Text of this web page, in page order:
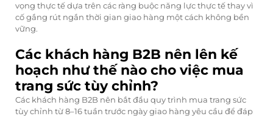
vọng thực tế dựa trên các ràng buộc năng lực thực tế thay vì
cố gắng rút ngắn thời gian giao hàng một cách không bền
vững.
Các khách hàng B2B nên lên kế
hoạch như thế nào cho việc mua
trang sức tùy chỉnh?
Các khách hàng B2B nên bắt đầu quy trình mua trang sức
tùy chỉnh từ 8–16 tuần trước ngày giao hàng yêu cầu để đáp